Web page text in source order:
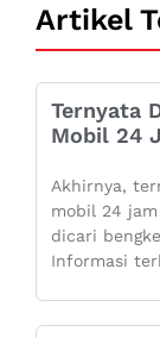
Artikel
Ternyata
Mobil 24
Akhirnya,
mobil 24
dicari
Informasi